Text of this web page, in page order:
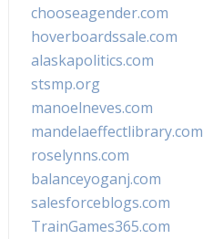
chooseagender.com
hoverboardssale.com
alaskapolitics.com
stsmp.org
manoelneves.com
mandelaeffectlibrary.com
roselynns.com
balanceyoganj.com
salesforceblogs.com
TrainGames365.com